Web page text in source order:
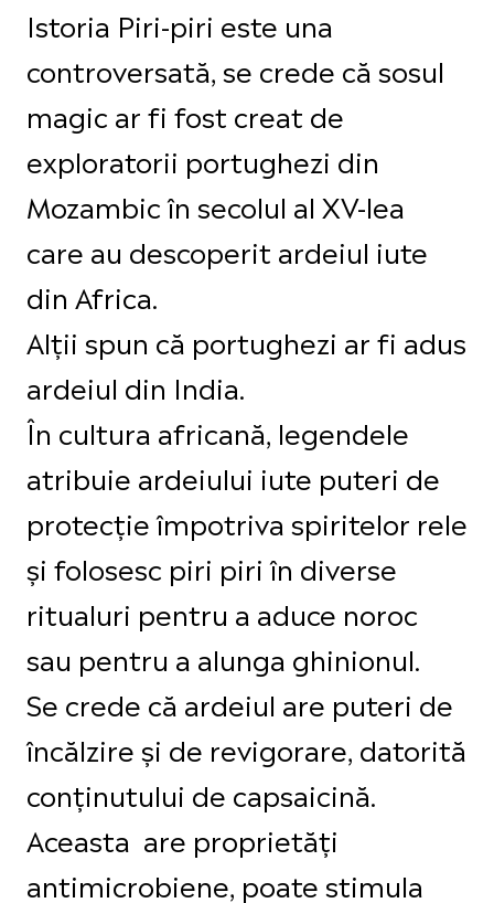
Istoria Piri-piri este una
controversată, se crede că sosul
magic ar fi fost creat de
exploratorii portughezi din
Mozambic în secolul al XV-lea
care au descoperit ardeiul iute
din Africa.
Alții spun că portughezi ar fi adus
ardeiul din India.
În cultura africană, legendele
atribuie ardeiului iute puteri de
protecție împotriva spiritelor rele
și folosesc piri piri în diverse
ritualuri pentru a aduce noroc
sau pentru a alunga ghinionul.
Se crede că ardeiul are puteri de
încălzire și de revigorare, datorită
conținutului de capsaicină.
Aceasta are proprietăți
antimicrobiene, poate stimula